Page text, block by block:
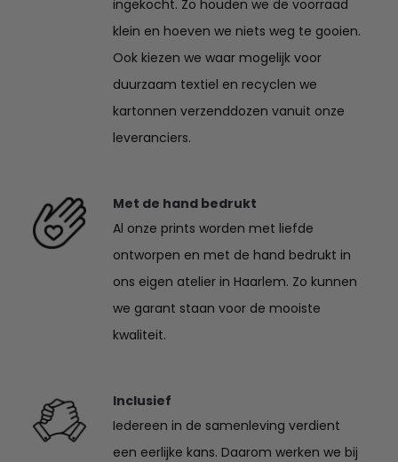
ingekocht. Zo houden we de voorraad
klein en hoeven we niets weg te gooien.
Ook kiezen we waar mogelijk voor
duurzaam textiel en recyclen we
kartonnen verzenddozen vanuit onze
leveranciers.
Met de hand bedrukt
Al onze prints worden met liefde
ontworpen en met de hand bedrukt in
ons eigen atelier in Haarlem. Zo kunnen
we garant staan voor de mooiste
kwaliteit.
Inclusief
Iedereen in de samenleving verdient
een eerlijke kans. Daarom werken we bij